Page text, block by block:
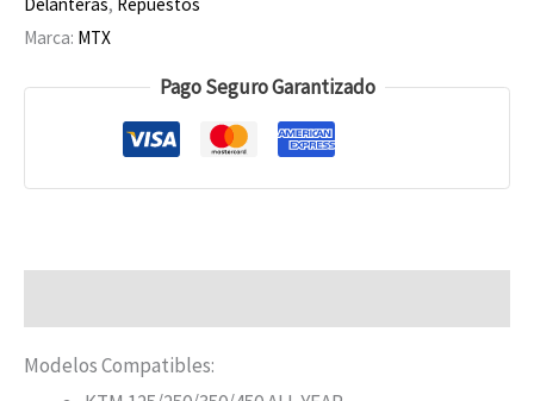
Marca: MTX
Pago Seguro Garantizado
Modelos Compatibles: